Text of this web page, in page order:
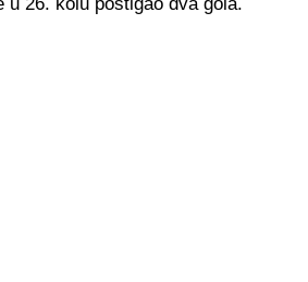
26. kolu postigao dva gola.